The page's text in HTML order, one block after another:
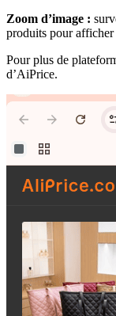
Zoom d’image :
produits pour afficher
Pour plus de
d’AiPrice.